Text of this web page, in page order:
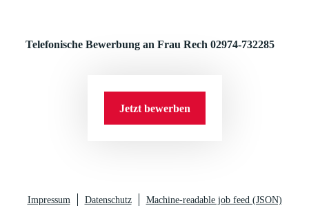
Telefonische Bewerbung an Frau Rech 02974-732285
Jetzt bewerben
Impressum Datenschutz Machine-readable job feed (JSON)